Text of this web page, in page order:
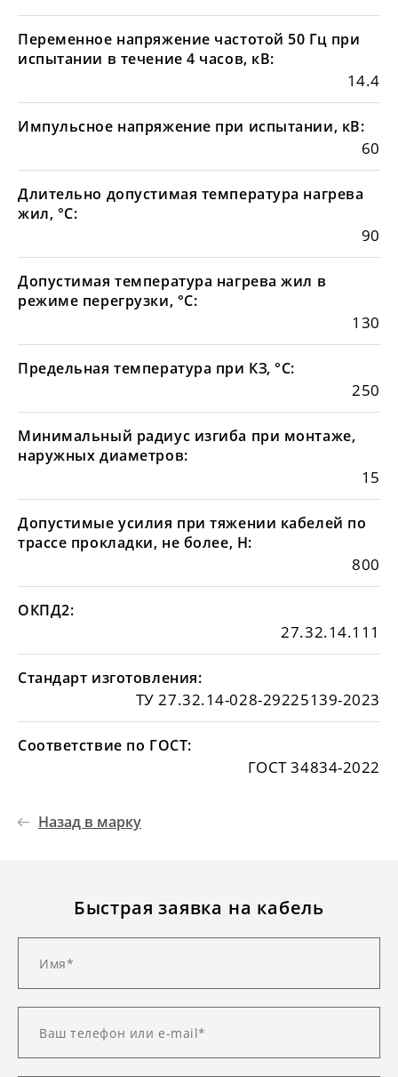
Переменное напряжение частотой 50 Гц при
испытании в течение 4 часов, кВ:
14.4
Импульсное напряжение при испытании, кВ:
60
Длительно допустимая температура нагрева
жил, °С:
90
Допустимая температура нагрева жил в
режиме перегрузки, °С:
130
Предельная температура при КЗ, °С:
250
Минимальный радиус изгиба при монтаже,
наружных диаметров:
15
Допустимые усилия при тяжении кабелей по
трассе прокладки, не более, Н:
800
ОКПД2:
27.32.14.111
Стандарт изготовления:
ТУ 27.32.14-028-29225139-2023
Соответствие по ГОСТ:
ГОСТ 34834-2022
Назад в марку
Быстрая заявка на кабель